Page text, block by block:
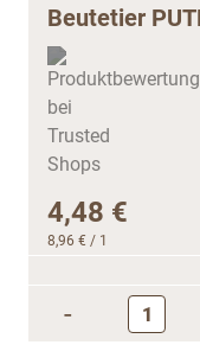
Beutetier
4,48 €
8,96 € / 1
-